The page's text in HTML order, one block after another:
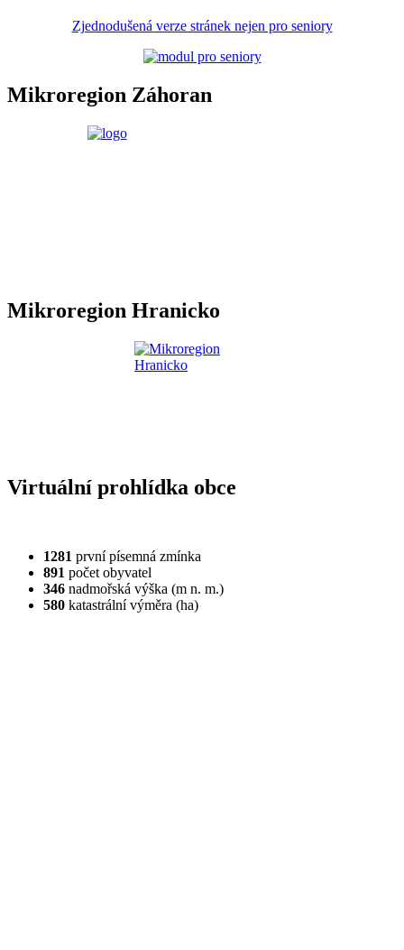
Zjednodušená verze stránek nejen pro seniory
Mikroregion Záhoran
Mikroregion Hranicko
Virtuální prohlídka obce
1281 první písemná zmínka
891 počet obyvatel
346 nadmořská výška (m n. m.)
580 katastrální výměra (ha)